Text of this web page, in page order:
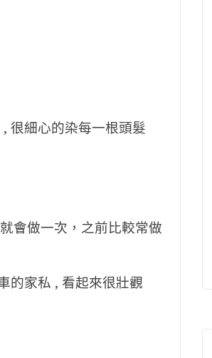
很細心的染每一根頭髮
會做一次，之前比較常做
的家私 , 看起來很壯觀